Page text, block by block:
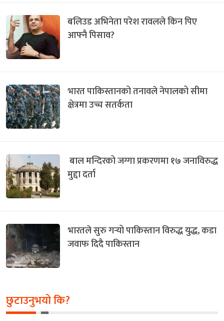
बलिउड अभिनेता परेश रावलले किन पिए
आफ्नै पिसाव?
भारत पाकिस्तानको तनावले नेपालको सीमा
क्षेत्रमा उच्च सतर्कता
बाल मन्दिरको जग्गा प्रकरणमा १७ जनाविरुद्ध
मुद्दा दर्ता
भारतले सुरु गर्‍यो पाकिस्तान विरुद्ध युद्ध, कडा
जवाफ दिदै पाकिस्तान
छुटाउनुभयो कि?